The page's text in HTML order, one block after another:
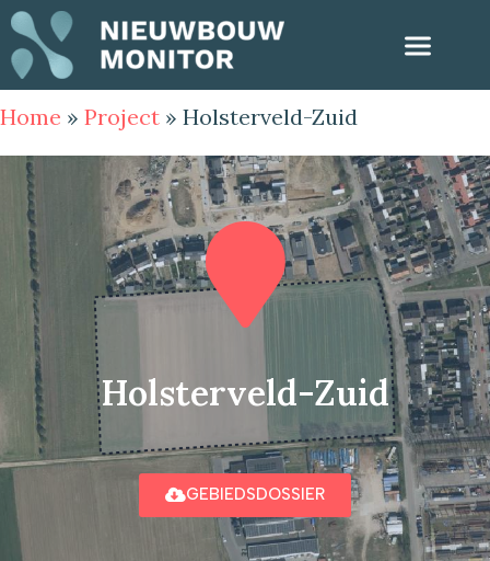
Home » Project » Holsterveld-Zuid
Holsterveld-Zuid
GEBIEDSDOSSIER